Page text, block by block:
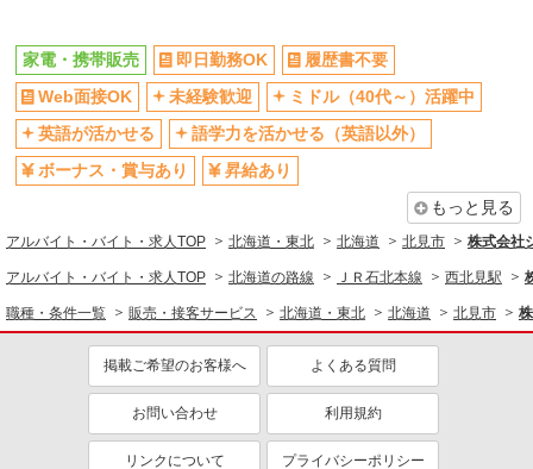
日払い
車通勤OK
交通費支給
社会保険あり
社員登用あり
家電・携帯販売 即日勤務OK
履歴書不要
Web面接OK
未経験歓迎
ミドル（40代～）活躍中
英語が活かせる
語学力を活かせる（英語以外）
ボーナス・賞与あり
昇給あり
もっと見る
アルバイト・バイト・求人TOP 北海道・東北 北海道 北見市 株式会社
アルバイト・バイト・求人TOP 北海道の路線 ＪＲ石北本線 西北見駅
職種・条件一覧 販売・接客サービス 北海道・東北 北海道 北見市
掲載ご希望のお客様へ よくある質問
お問い合わせ 利用規約
リンクについて プライバシーポリシー